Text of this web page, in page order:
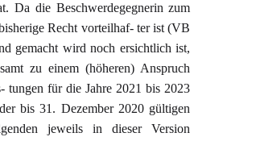
Da die Beschwerdegegnerin zum
Recht vorteilhaf- ter ist (VB
gemacht wird noch ersichtlich ist,
zu einem (höheren) Anspruch
tungen für die Jahre 2021 bis 2023
bis 31. Dezember 2020 gültigen
jeweils in dieser Version